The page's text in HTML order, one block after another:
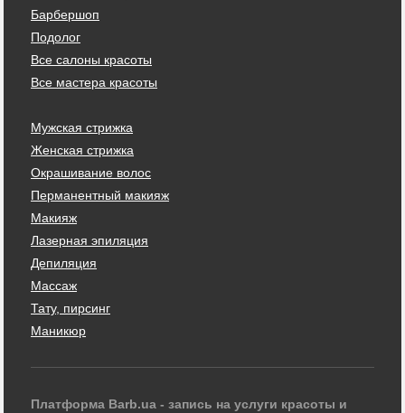
Барбершоп
Подолог
Все салоны красоты
Все мастера красоты
Мужская стрижка
Женская стрижка
Окрашивание волос
Перманентный макияж
Макияж
Лазерная эпиляция
Депиляция
Массаж
Тату, пирсинг
Маникюр
Платформа Barb.ua - запись на услуги красоты и